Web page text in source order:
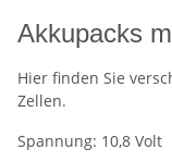
Akkupacks
Hier finden Sie
Zellen.
Spannung: 10,8 Volt